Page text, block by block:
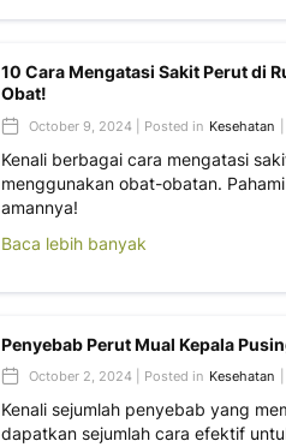
10 Cara Mengatasi Sakit Perut di
Obat!
October 9, 2024 | Posted in Kesehatan
Kenali berbagai cara mengatasi
menggunakan obat-obatan.
amannya!
Baca lebih banyak
Penyebab Perut Mual Kepala
October 2, 2024 | Posted in Kesehatan
Kenali sejumlah penyebab yang
dapatkan sejumlah cara efektif